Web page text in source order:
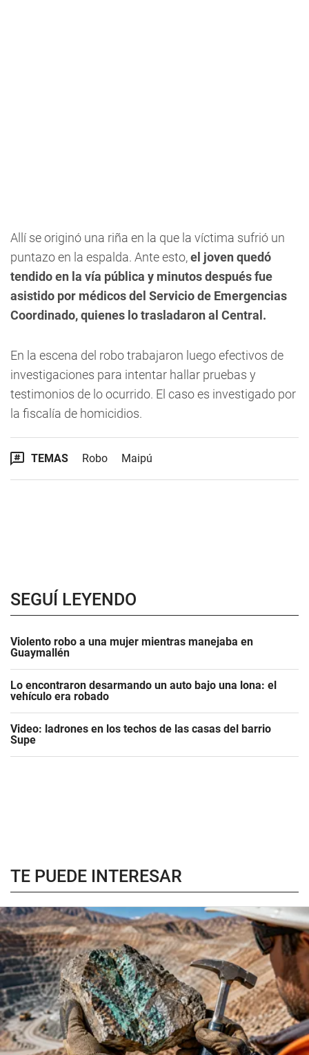
Allí se originó una riña en la que la víctima sufrió un
puntazo en la espalda. Ante esto,el joven quedó
tendido en la vía pública y minutos después fue
asistido por médicos del Servicio de Emergencias
Coordinado, quienes lo trasladaron al Central.
En la escena del robo trabajaron luego efectivos de
investigaciones para intentar hallar pruebas y
testimonios de lo ocurrido. El caso es investigado por
la fiscalía de homicidios.
TEMAS Robo Maipú
SEGUÍ LEYENDO
Violento robo a una mujer mientras manejaba en
Guaymallén
Lo encontraron desarmando un auto bajo una lona: el
vehículo era robado
Video: ladrones en los techos de las casas del barrio
Supe
TE PUEDE INTERESAR